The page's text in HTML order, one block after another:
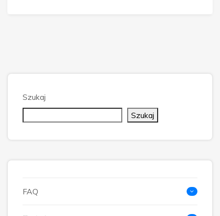
Szukaj
Szukaj
FAQ